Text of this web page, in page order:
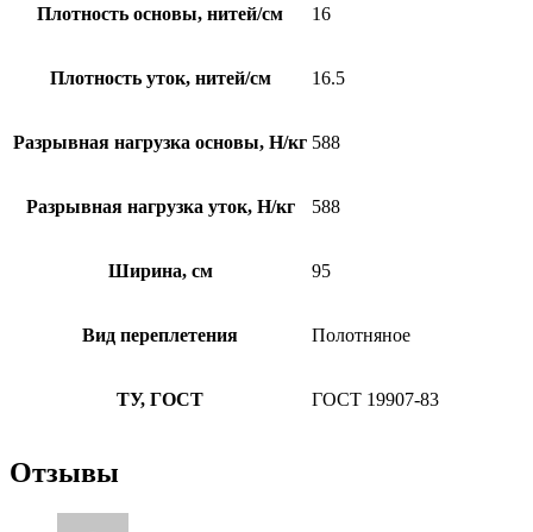
Плотность основы, нитей/см 16
Плотность уток, нитей/см 16.5
Разрывная нагрузка основы, Н/кг 588
Разрывная нагрузка уток, Н/кг 588
Ширина, см 95
Вид переплетения Полотняное
ТУ, ГОСТ ГОСТ 19907-83
Отзывы